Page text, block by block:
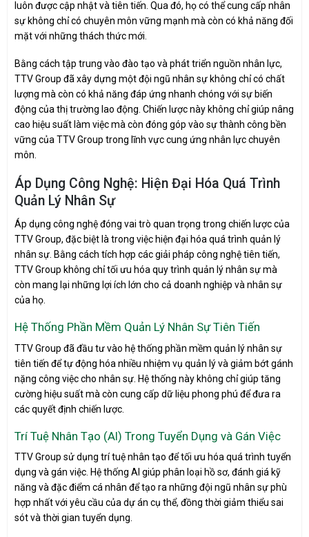
luôn được cập nhật và tiên tiến. Qua đó, họ có thể cung cấp nhân
sự không chỉ có chuyên môn vững mạnh mà còn có khả năng đối
mặt với những thách thức mới.
Bằng cách tập trung vào đào tạo và phát triển nguồn nhân lực,
TTV Group đã xây dựng một đội ngũ nhân sự không chỉ có chất
lượng mà còn có khả năng đáp ứng nhanh chóng với sự biến
động của thị trường lao động. Chiến lược này không chỉ giúp nâng
cao hiệu suất làm việc mà còn đóng góp vào sự thành công bền
vững của TTV Group trong lĩnh vực cung ứng nhân lực chuyên
môn.
Áp Dụng Công Nghệ: Hiện Đại Hóa Quá Trình
Quản Lý Nhân Sự
Áp dụng công nghệ đóng vai trò quan trọng trong chiến lược của
TTV Group, đặc biệt là trong việc hiện đại hóa quá trình quản lý
nhân sự. Bằng cách tích hợp các giải pháp công nghệ tiên tiến,
TTV Group không chỉ tối ưu hóa quy trình quản lý nhân sự mà
còn mang lại những lợi ích lớn cho cả doanh nghiệp và nhân sự
của họ.
Hệ Thống Phần Mềm Quản Lý Nhân Sự Tiên Tiến
TTV Group đã đầu tư vào hệ thống phần mềm quản lý nhân sự
tiên tiến để tự động hóa nhiều nhiệm vụ quản lý và giảm bớt gánh
nặng công việc cho nhân sự. Hệ thống này không chỉ giúp tăng
cường hiệu suất mà còn cung cấp dữ liệu phong phú để đưa ra
các quyết định chiến lược.
Trí Tuệ Nhân Tạo (AI) Trong Tuyển Dụng và Gán Việc
TTV Group sử dụng trí tuệ nhân tạo để tối ưu hóa quá trình tuyển
dụng và gán việc. Hệ thống AI giúp phân loại hồ sơ, đánh giá kỹ
năng và đặc điểm cá nhân để tạo ra những đội ngũ nhân sự phù
hợp nhất với yêu cầu của dự án cụ thể, đồng thời giảm thiểu sai
sót và thời gian tuyển dụng.